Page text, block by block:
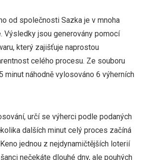
od společnosti Sazka je v mnoha
Výsledky jsou generovány pomocí
který zajišťuje naprostou
celého procesu. Ze souboru
minut náhodně vylosováno 6 výherních
určí se výherci podle podaných
dalších minut celý proces začíná
jednou z nejdynamičtějších loterií
nečekáte dlouhé dny, ale pouhých